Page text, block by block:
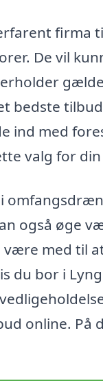
firma
De vil
bedste
ind med
valg for din
også øge
med til
du bor i
online. På